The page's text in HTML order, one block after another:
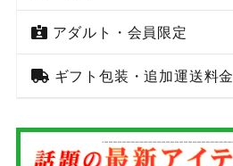
アダルト・会員限定
ギフト包装・追加運送料金